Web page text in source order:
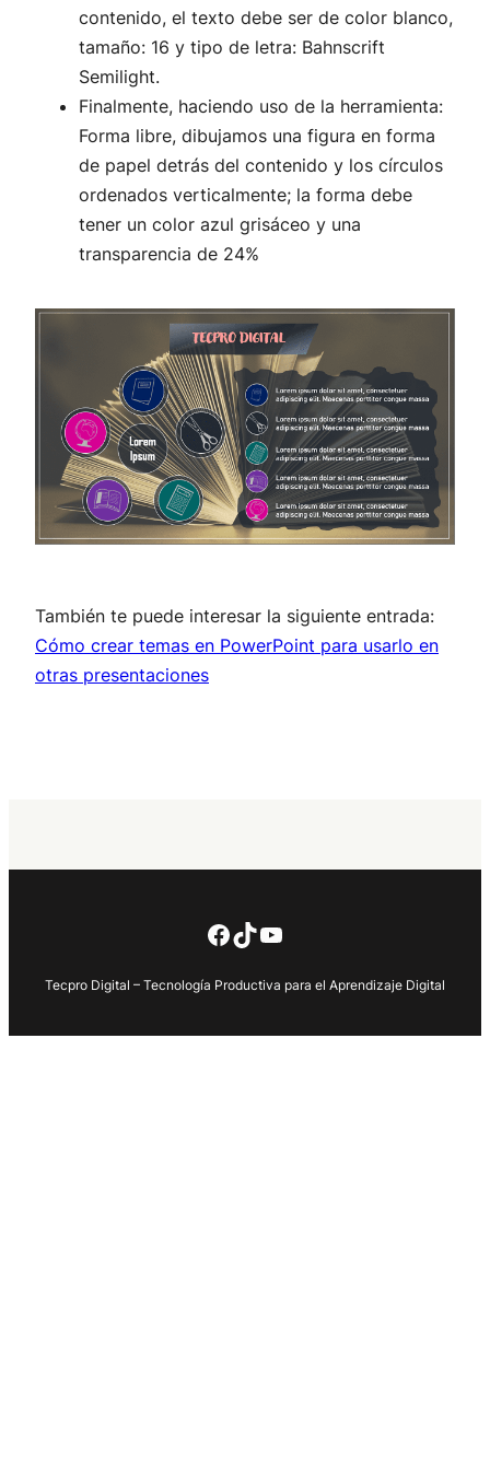
contenido, el texto debe ser de color blanco,
tamaño: 16 y tipo de letra: Bahnscrift
Semilight.
Finalmente, haciendo uso de la herramienta:
Forma libre, dibujamos una figura en forma
de papel detrás del contenido y los círculos
ordenados verticalmente; la forma debe
tener un color azul grisáceo y una
transparencia de 24%
También te puede interesar la siguiente entrada:
Cómo crear temas en PowerPoint para usarlo en
otras presentaciones
Facebook
TikTok
YouTube
Tecpro Digital – Tecnología Productiva para el Aprendizaje Digital